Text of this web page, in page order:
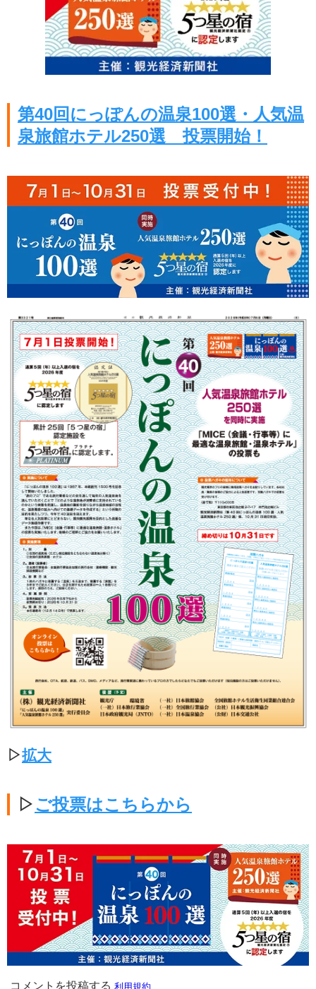
第40回にっぽんの温泉100選・人気温
泉旅館ホテル250選 投票開始！
▷拡大
▷ご投票はこちらから